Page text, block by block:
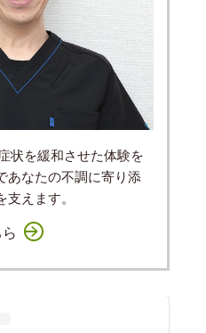
状を緩和させた体験を
あなたの不調に寄り添
えます。